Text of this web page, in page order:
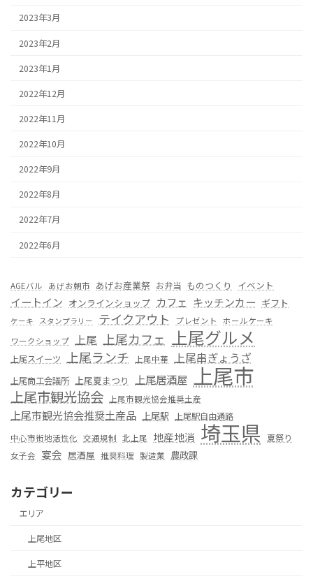
2023年3月
2023年2月
2023年1月
2022年12月
2022年11月
2022年10月
2022年9月
2022年8月
2022年7月
2022年6月
AGEバル あげお朝市 あげお産業祭 お弁当 ものつくり イベント
イートイン オンラインショップ カフェ キッチンカー ギフト
ケーキ スタンプラリー テイクアウト プレゼント
ホールケーキ
ワークショップ 上尾 上尾カフェ 上尾グルメ
上尾スイーツ 上尾ランチ 上尾中華 上尾串ぎょうざ
上尾商工会議所 上尾夏まつり 上尾居酒屋 上尾市
上尾市観光協会 上尾市観光協会推奨土産
上尾市観光協会推奨土産品 上尾駅 上尾駅自由通路
中心市街地活性化 交通規制 北上尾 地産地消 埼玉県 夏祭り
女子会 宴会 居酒屋 推奨料理 製造業 農政課
カテゴリー
エリア
上尾地区
上平地区